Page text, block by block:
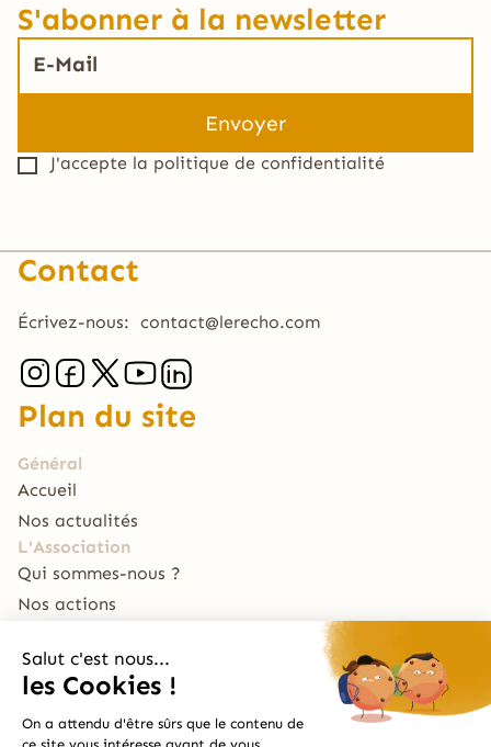
S'abonner à la newsletter
J'accepte la politique de confidentialité
Contact
Écrivez-nous: contact@lerecho.com
Plan du site
Général
Accueil
Nos actualités
L'Association
Qui sommes-nous ?
Nos actions
Le Traiteur
La Table du RECHO
Archive
Le Bal Café par Le RECHO